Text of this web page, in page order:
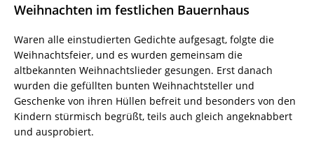
Weihnachten im festlichen Bauernhaus
Waren alle einstudierten Gedichte aufgesagt, folgte die
Weihnachtsfeier, und es wurden gemeinsam die
altbekannten Weihnachtslieder gesungen. Erst danach
wurden die gefüllten bunten Weihnachtsteller und
Geschenke von ihren Hüllen befreit und besonders von den
Kindern stürmisch begrüßt, teils auch gleich angeknabbert
und ausprobiert.